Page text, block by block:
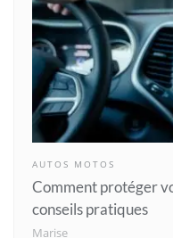
AUTOS MOTOS
Comment protéger
conseils pratiques
Marise